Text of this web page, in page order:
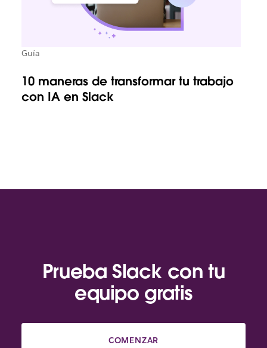
Guía
10 maneras de transformar tu trabajo
con IA en Slack
Prueba Slack con tu
equipo gratis
COMENZAR